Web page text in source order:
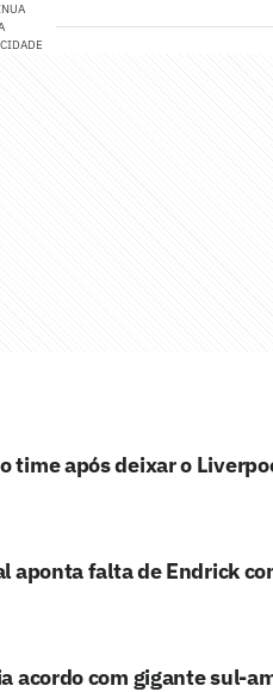
time após deixar o
aponta falta de Endrick
acordo com gigante sul-